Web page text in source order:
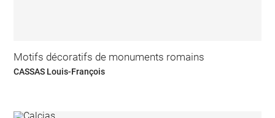
Motifs décoratifs de monuments romains
CASSAS Louis-François